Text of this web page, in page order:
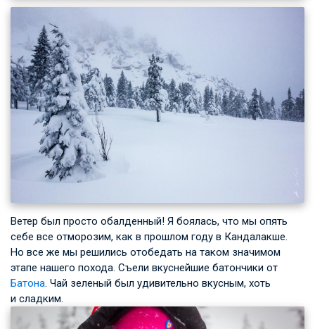
Ветер был просто обалденный! Я боялась, что мы опять
себе все отморозим, как в прошлом году в Кандалакше.
Но все же мы решились отобедать на таком значимом
этапе нашего похода. Съели вкуснейшие батончики от
Батона. Чай зеленый был удивительно вкусным, хоть
и сладким.